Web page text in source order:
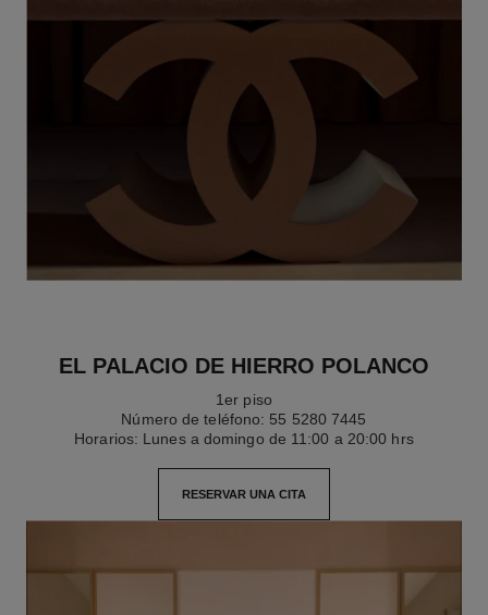
EL PALACIO DE HIERRO POLANCO​
1er piso​
Número de teléfono: 55 5280 7445
Horarios: Lunes a domingo de 11:00 a 20:00 hrs
RESERVAR UNA CITA